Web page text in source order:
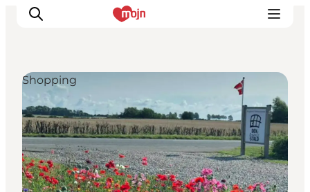
Erlebnisse
Städte und Regionen
Events
Übernachtung
Shopping